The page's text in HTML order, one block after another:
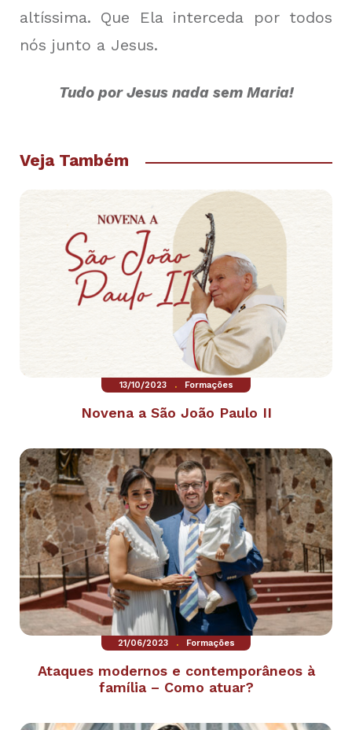
altíssima. Que Ela interceda por todos
nós junto a Jesus.
Tudo por Jesus nada sem Maria!
Veja Também
13/10/2023 . Formações
Novena a São João Paulo II
21/06/2023 . Formações
Ataques modernos e contemporâneos à
família – Como atuar?